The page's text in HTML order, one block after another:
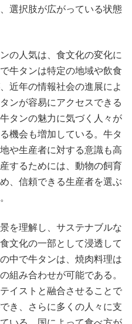
選択肢が広がっている状態
の人気は、食文化の変化に
牛タンは特定の地域や飲食
近年の情報社会の進展によ
ンが容易にアクセスできる
タンの魅力に気づく人々が
機会も増加している。牛タ
や生産者に対する意識も高
するためには、動物の飼育
、信頼できる生産者を選ぶ
を理解し、サステナブルな
文化の一部として浸透して
中で牛タンは、焼肉料理は
組み合わせが可能である。
イストと融合させることで
き、さらに多くの人々に支